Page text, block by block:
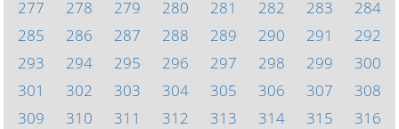
277
278 279 280 281 282 283
284
285
286 287 288 289 290 291
292
293
294 295 296 297 298 299
300
301
302 303 304 305 306 307
308
309
310 311 312 313 314 315
316